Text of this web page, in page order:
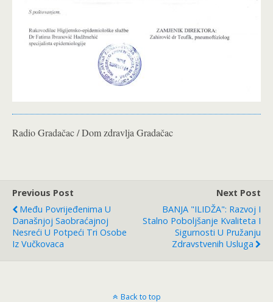
Radio Gradačac / Dom zdravlja Gradačac
Previous Post
Među Povrijeđenima U
Današnjoj Saobraćajnoj
Nesreći U Potpeći Tri Osobe
Iz Vučkovaca
Next Post
BANJA "ILIDŽA": Razvoj I
Stalno Poboljšanje Kvaliteta I
Sigurnosti U Pružanju
Zdravstvenih Usluga
Back to top